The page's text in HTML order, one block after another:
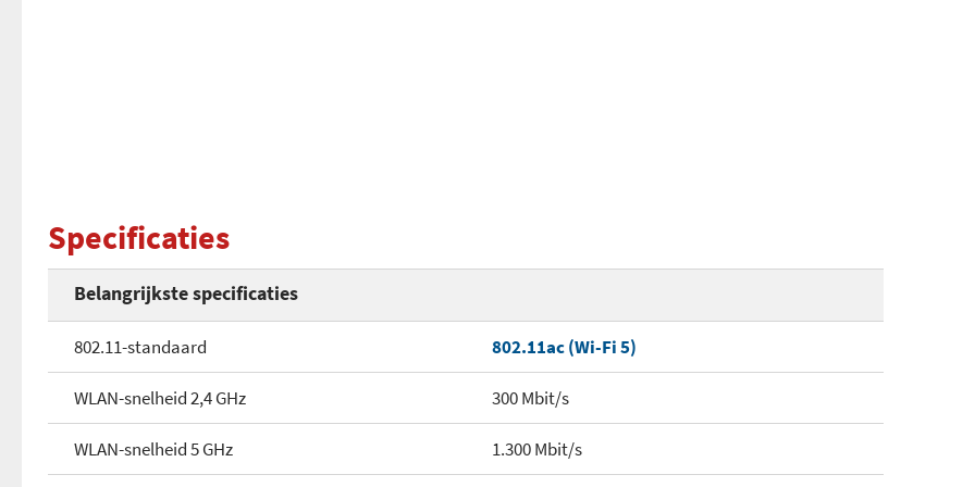
Specificaties
Belangrijkste specificaties
802.11-standaard 802.11ac (Wi-Fi 5)
WLAN-snelheid 2,4 GHz 300 Mbit/s
WLAN-snelheid 5 GHz 1.300 Mbit/s